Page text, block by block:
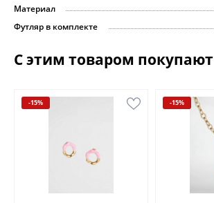
Материал
Футляр в комплекте
С этим товаром покупают
-15% -15%